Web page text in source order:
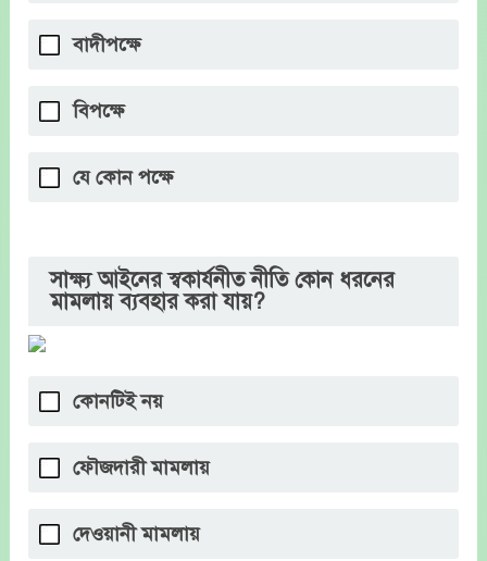
বাদীপক্ষে
বিপক্ষে
যে কোন পক্ষে
সাক্ষ্য আইনের স্বকার্যনীত নীতি কোন ধরনের
মামলায় ব্যবহার করা যায়?
কোনটিই নয়
ফৌজদারী মামলায়
দেওয়ানী মামলায়